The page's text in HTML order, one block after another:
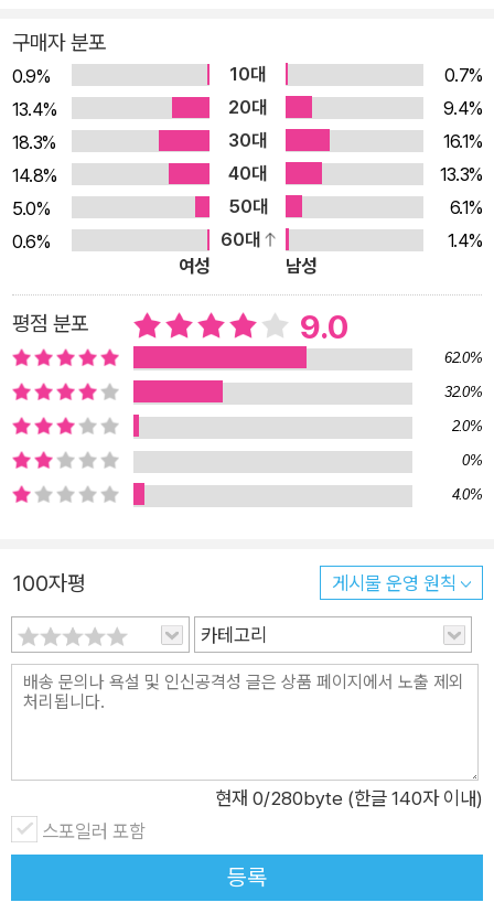
직장러 끊임없는 혁신, 누구보다 빠른 속도, 최고의 인재… “우리
의 경쟁 상대는 인간의 ‘수면 시간’이다!” 2018년 기술직 근로자
들이 뽑은 ‘가장 일하고 싶은 회사’ 1위, ‘직원이 가장 행복한 기
업’ 2위, 2019년 미국에서 ‘가장 높이 평가받는 기업’ 1위에 오른
기업, 바로 넷플릭스다. 최근 팬데믹 최고의 성장률을 기록해 언
택트(비접촉, 비대면) 사회에 적합한 사업 모델 덕분에 수혜를 입
은 기업처럼 보도되지만, 이미 오래전부터 넷플릭스는 ‘파괴적 혁
신의 대명사’로 불렸다. DVD 대여업에서 탈피해 인터넷 스트리
밍 서비스를 시작한 넷플릭스는 다양한 TV 프로그램과 영화의
판권을 사들여 전 세계 소비자에게 제공했고, 직접 수준 높은 영
상 콘텐츠를 생산하는 대형 제작자로 발돋움해, 어엿한 엔터테인
먼트 기업이 되었다. 그리고 2019년, 그들은 말했다. “우리의 경
쟁 상대는 인간의 ‘수면 시간’이다!” 넷플릭스가 시장이 변할 때
마다 가볍게, 그것도 굉장히 빠른 속도로 변신할 수 있었던 비결
은 무엇일까? 넷플릭스의 공동설립자이자 현재 CEO인 리드 헤
ponsibility, F&R)’이라는 그들만의 기업문화를 내세운다. 넷플
릭스엔 말 그대로 규칙이 없다! 일의 추진력과 효율성을 떨어뜨리
는 까다로운 절차나 규정이 없다는 말이다. 그는 오늘 같은 정보
시대에 기업이나 팀에 필요한 건, 오류 예방이나 정확한 복제가
아닌 창의성과 혁신의 속도 그리고 민첩성이라고 강조한다. 이 시
못하며, 환경이 바뀔 때 신속하게 방향을 틀지 못하는 것이라고.
2019년에 싱커스50(Thinkers50)이 선정한 세계에서 가장 영
향력 있는 비즈니스 사상가 중 한 명이자 이 책을 함께 쓴 에린 마
이어 교수도, 넷플릭스의 이례적인 성공은 그들의 ‘좀 이상한’ 기
구매자 분포
0.9% 10대
0.7%
13.4%
20대
9.4%
18.3%
30대
16.1%
14.8%
40대
13.3%
5.0%
50대
6.1%
0.6%
60대
1.4%
여성
남성
평점 분포 9.0
62.0%
32.0%
2.0%
0%
4.0%
100자평 게시물 운영 원칙
카테고리
현재 0/280byte (한글 140자 이내)
스포일러 포함
등록